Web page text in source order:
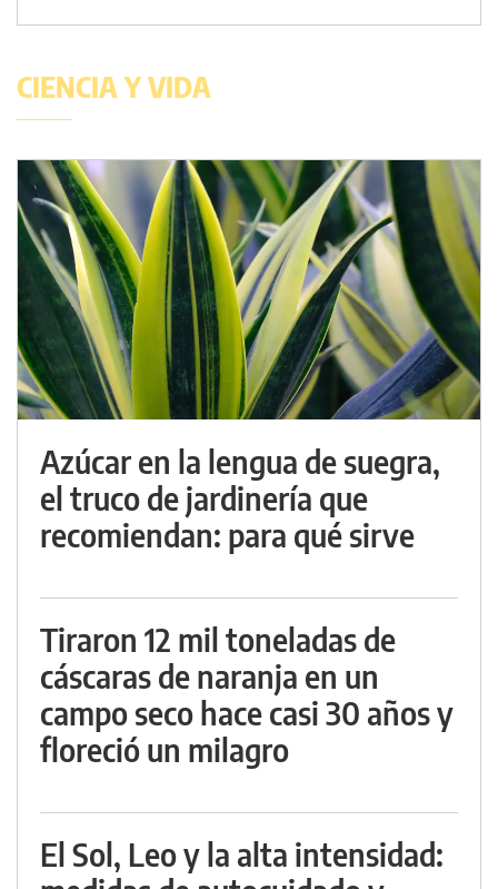
CIENCIA Y VIDA
Azúcar en la lengua de suegra,
el truco de jardinería que
recomiendan: para qué sirve
Tiraron 12 mil toneladas de
cáscaras de naranja en un
campo seco hace casi 30 años y
floreció un milagro
El Sol, Leo y la alta intensidad: